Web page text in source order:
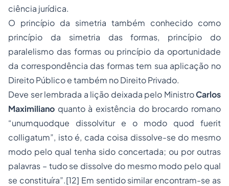
ciência jurídica.
O princípio da simetria também conhecido como
princípio da simetria das formas, princípio do
paralelismo das formas ou princípio da oportunidade
da correspondência das formastem sua aplicação no
Direito Público e também no Direito Privado.
Deve ser lembrada a lição deixada pelo MinistroCarlos
Maximiliano quanto à existência do brocardo romano
“unumquodque dissolvitur e o modo quod fuerit
colligatum”, isto é, cada coisa dissolve-se do mesmo
modo pelo qual tenha sido concertada; ou por outras
palavras – tudo se dissolve do mesmo modo pelo qual
se constituíra”.[12] Em sentido similar encontram-se as